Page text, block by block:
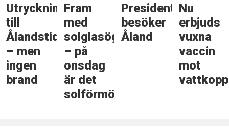
Utryckning
till
Ålandstidningen
– men
ingen
brand
Fram
med
solglasögonen
– på
onsdag
är det
solförmörkelse
Presidenten
besöker
Åland
Nu
erbjuds
vuxna
vaccin
mot